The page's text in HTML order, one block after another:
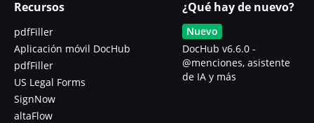
Recursos
pdfFiller
Aplicación móvil DocHub
pdfFiller
US Legal Forms
SignNow
altaFlow
¿Qué hay de nuevo?
Nuevo
DocHub v6.6.0 -
@menciones, asistente
de IA y más